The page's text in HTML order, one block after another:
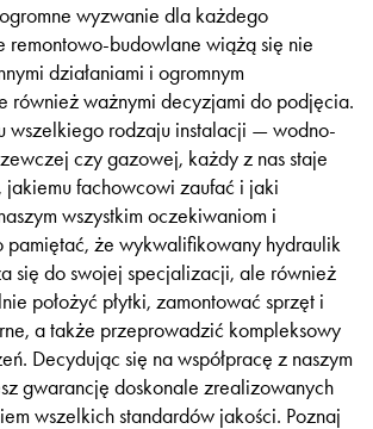
wyzwanie dla każdego
remontowo-budowlane wiążą się nie
działaniami i ogromnym
również ważnymi decyzjami do podjęcia.
wszelkiego rodzaju instalacji — wodno-
czy gazowej, każdy z nas staje
jakiemu fachowcowi zaufać i jaki
wszystkim oczekiwaniom i
pamiętać, że wykwalifikowany hydraulik
się do swojej specjalizacji, ale również
położyć płytki, zamontować sprzęt i
a także przeprowadzić kompleksowy
Decydując się na współpracę z naszym
gwarancję doskonale zrealizowanych
wszelkich standardów jakości. Poznaj